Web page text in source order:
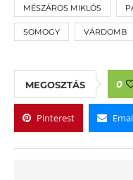
MÉSZÁROS MIKLÓS
SOMOGY VÁRDOMB
MEGOSZTÁS 0
Pinterest